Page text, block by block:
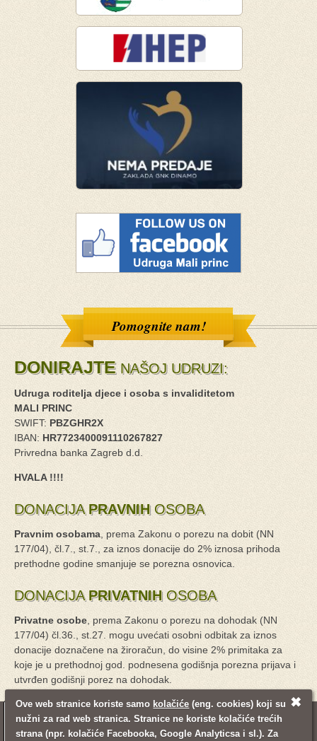
Ove web stranice koriste samo kolačiće (eng. cookies) koji su
nužni za rad web stranica. Stranice ne koriste kolačiće trećih
strana (npr. kolačiće Facebooka, Google Analyticsa i sl.). Za
✖
Pomognite nam!
DONIRAJTENAŠOJ UDRUZI:
Udruga roditelja djece i osoba s invaliditetom
MALI PRINC
SWIFT: PBZGHR2X
IBAN: HR7723400091110267827
Privredna banka Zagreb d.d.
HVALA !!!!
DONACIJA PRAVNIHOSOBA
Pravnim osobama , prema Zakonu o porezu na dobit (NN
177/04), čl.7., st.7., za iznos donacije do 2% iznosa prihoda
prethodne godine smanjuje se porezna osnovica.
DONACIJA PRIVATNIHOSOBA
Privatne osobe , prema Zakonu o porezu na dohodak (NN
177/04) čl.36., st.27. mogu uvećati osobni odbitak za iznos
donacije doznačene na žiroračun, do visine 2% primitaka za
koje je u prethodnoj god. podnesena godišnja porezna prijava i
utvrđen godišnji porez na dohodak.
© 2008 - 2021. Udruga Mali princ Pravne napomene
Mapa stranica
Pretraživanje
Kontakt informacije Login